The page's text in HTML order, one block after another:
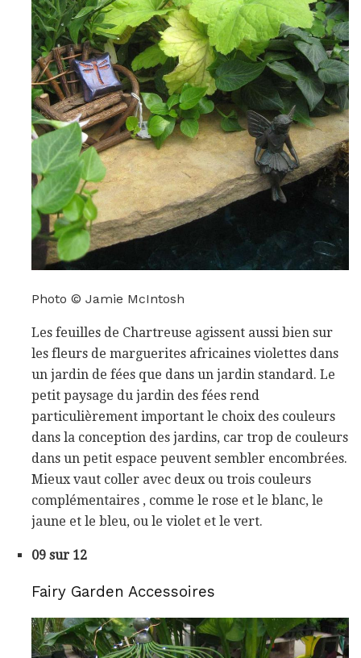
Photo © Jamie McIntosh
Les feuilles de Chartreuse agissent aussi bien sur
les fleurs de marguerites africaines violettes dans
un jardin de fées que dans un jardin standard. Le
petit paysage du jardin des fées rend
particulièrement important le choix des couleurs
dans la conception des jardins, car trop de couleurs
dans un petit espace peuvent sembler encombrées.
Mieux vaut coller avec deux ou trois couleurs
complémentaires , comme le rose et le blanc, le
jaune et le bleu, ou le violet et le vert.
09 sur 12
Fairy Garden Accessoires